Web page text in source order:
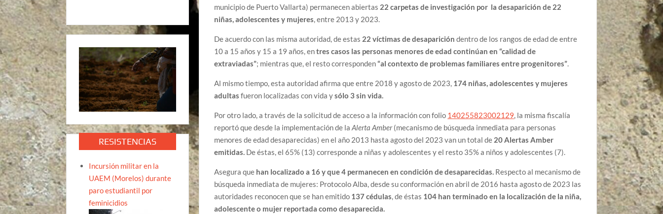
municipio de Puerto Vallarta) permanecen abiertas 22 carpetas de investigación por la desaparición de 22
niñas, adolescentes y mujeres, entre 2013 y 2023.
De acuerdo con las misma autoridad, de estas 22 víctimas de desaparición dentro de los rangos de edad de entre
10 a 15 años y 15 a 19 años, entres casos las personas menores de edad continúan en “calidad de
extraviadas”; mientras que, el resto corresponden“al contexto de problemas familiares entre progenitores”.
Al mismo tiempo, esta autoridad afirma que entre 2018 y agosto de 2023, 174 niñas, adolescentes y mujeres
adultas fueron localizadas con vida ysólo 3 sin vida.
Por otro lado, a través de la solicitud de acceso a la información con folio 140255823002129, la misma fiscalía
reportó que desde la implementación de la Alerta Amber(mecanismo de búsqueda inmediata para personas
menores de edad desaparecidas) en el año 2013 hasta agosto del 2023 van un total de 20 Alertas Amber
emitidas. De éstas, el 65% (13) corresponde a niñas y adolescentes y el resto 35% a niños y adolescentes (7).
Asegura que han localizado a 16 y que 4 permanecen en condición de desaparecidas. Respecto al mecanismo de
búsqueda inmediata de mujeres: Protocolo Alba, desde su conformación en abril de 2016 hasta agosto de 2023 las
autoridades reconocen que se han emitido 137 cédulas, de éstas 104 han terminado en la localización de la niña,
adolescente o mujer reportada como desaparecida.
RESISTENCIAS
Incursión militar en la
UAEM (Morelos) durante
paro estudiantil por
feminicidios